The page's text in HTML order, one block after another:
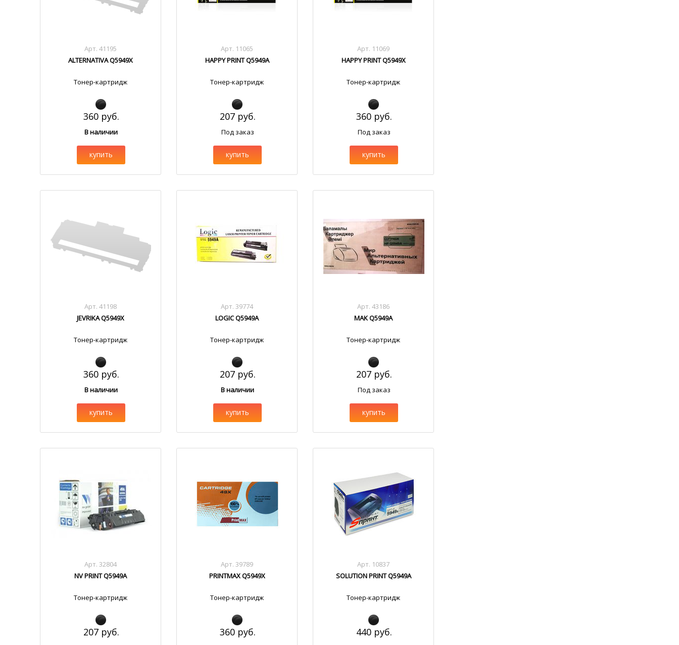
Арт. 41195
ALTERNATIVA Q5949X
Тонер-картридж
360 руб.
В наличии
купить
Арт. 11065
HAPPY PRINT Q5949A
Тонер-картридж
207 руб.
Под заказ
купить
Арт. 11069
HAPPY PRINT Q5949X
Тонер-картридж
360 руб.
Под заказ
купить
Арт. 41198
JEVRIKA Q5949X
Тонер-картридж
360 руб.
В наличии
купить
Арт. 39774
LOGIC Q5949A
Тонер-картридж
207 руб.
В наличии
купить
Арт. 43186
MAK Q5949A
Тонер-картридж
207 руб.
Под заказ
купить
Арт. 32804
NV PRINT Q5949A
Тонер-картридж
207 руб.
Арт. 39789
PRINTMAX Q5949X
Тонер-картридж
360 руб.
Арт. 10837
SOLUTION PRINT Q5949A
Тонер-картридж
440 руб.